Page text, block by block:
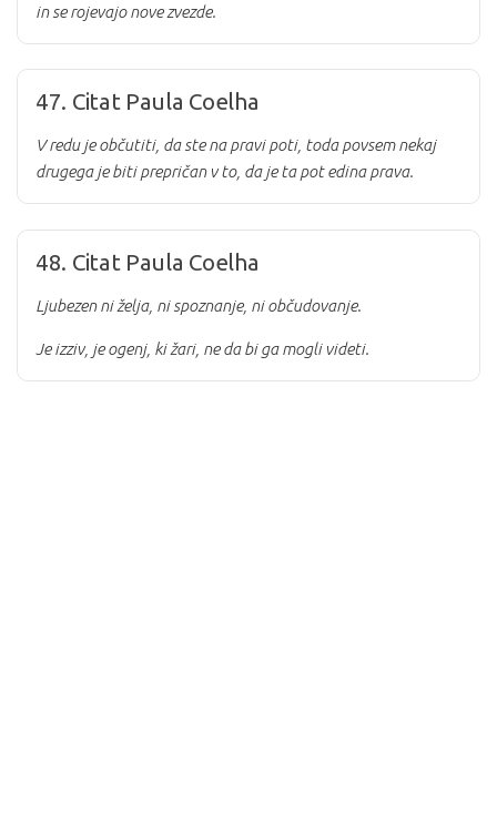
in se rojevajo nove zvezde.
47. Citat Paula Coelha
V redu je občutiti, da ste na pravi poti, toda povsem nekaj
drugega je biti prepričan v to, da je ta pot edina prava.
48. Citat Paula Coelha
Ljubezen ni želja, ni spoznanje, ni občudovanje.
Je izziv, je ogenj, ki žari, ne da bi ga mogli videti.